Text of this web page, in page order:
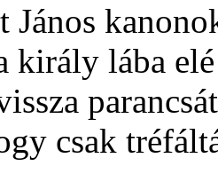
király lába
csak